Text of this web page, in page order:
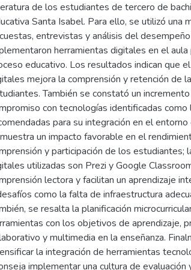
de los estudiantes de tercero de
Santa Isabel. Para ello, se utilizó una
entrevistas y análisis del
herramientas digitales en el
educativo. Los resultados indican que
mejora la comprensión y retención de
También se constató un
con tecnologías identificadas
para su integración en el
un impacto favorable en el
y participación de los estudiantes;
utilizadas son Prezi y Google
lectora y facilitan un aprendizaje
como la falta de infraestructura
se resalta la planificación
con los objetivos de aprendizaje,
y multimedia en la enseñanza.
la integración de herramientas
implementar una cultura de